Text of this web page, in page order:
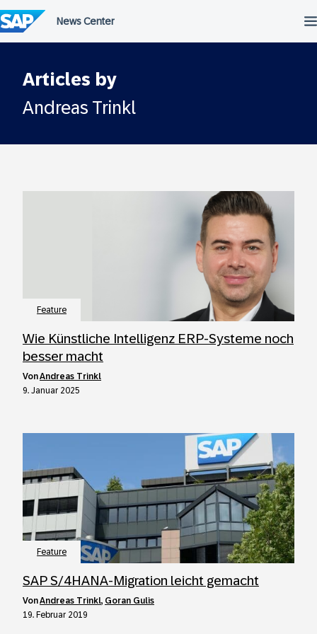
Articles by
Andreas Trinkl
Feature
Wie Künstliche Intelligenz ERP-Systeme noch
besser macht
vonAndreas Trinkl
9. Januar 2025
Feature
SAP S/4HANA-Migration leicht gemacht
vonAndreas Trinkl, Goran Gulis
19. Februar 2019